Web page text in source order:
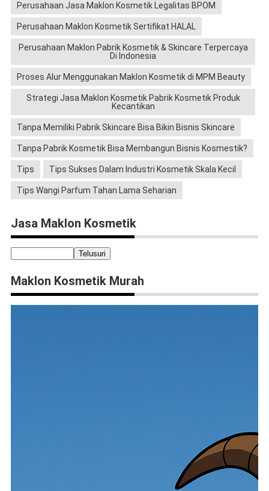
Perusahaan Jasa Maklon Kosmetik Legalitas BPOM
Perusahaan Maklon Kosmetik Sertifikat HALAL
Perusahaan Maklon Pabrik Kosmetik & Skincare Terpercaya
Di Indonesia
Proses Alur Menggunakan Maklon Kosmetik di MPM Beauty
Strategi Jasa Maklon Kosmetik Pabrik Kosmetik Produk
Kecantikan
Tanpa Memiliki Pabrik Skincare Bisa Bikin Bisnis Skincare
Tanpa Pabrik Kosmetik Bisa Membangun Bisnis Kosmestik?
Tips Tips Sukses Dalam Industri Kosmetik Skala Kecil
Tips Wangi Parfum Tahan Lama Seharian
Jasa Maklon Kosmetik
Maklon Kosmetik Murah